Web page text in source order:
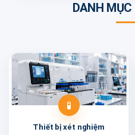
DANH
🧪
Thiết bị xét nghiệm